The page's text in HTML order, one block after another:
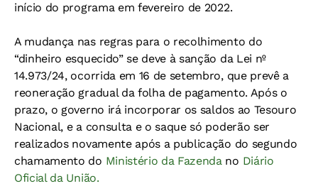
início do programa em fevereiro de 2022.
A mudança nas regras para o recolhimento do
“dinheiro esquecido” se deve à sanção da Lei nº
14.973/24, ocorrida em 16 de setembro, que prevê a
reoneração gradual da folha de pagamento. Após o
prazo, o governo irá incorporar os saldos ao Tesouro
Nacional, e a consulta e o saque só poderão ser
realizados novamente após a publicação do segundo
chamamento do Ministério da Fazendano Diário
Oficial da União.